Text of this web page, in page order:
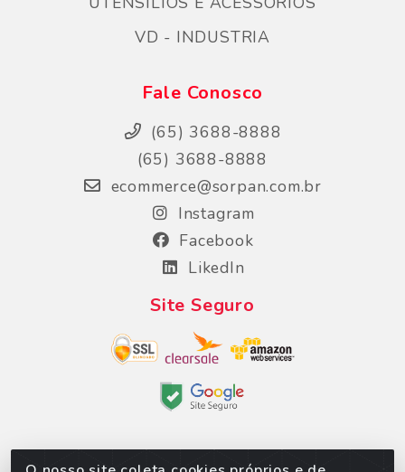
VD - INDUSTRIA
Fale Conosco
(65) 3688-8888
(65) 3688-8888
ecommerce@sorpan.com.br
Instagram
Facebook
LikedIn
Site Seguro